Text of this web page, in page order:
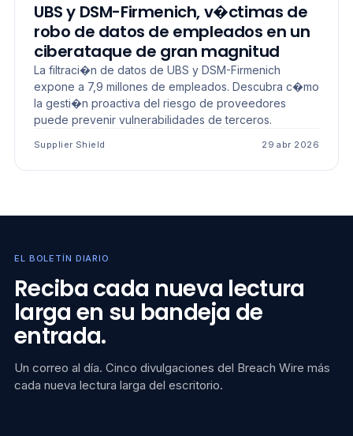
UBS y DSM-Firmenich, v�ctimas de
robo de datos de empleados en un
ciberataque de gran magnitud
La filtraci�n de datos de UBS y DSM-Firmenich
expone a 7,9 millones de empleados. Descubra c�mo
la gesti�n proactiva del riesgo de proveedores
puede prevenir vulnerabilidades de terceros.
Supplier Shield 29 abr 2026
EL BOLETÍN DIARIO
Reciba cada nueva lectura
larga en su bandeja de
entrada.
Un correo al día. Cinco divulgaciones del Breach Wire más
cada nueva lectura larga del escritorio.